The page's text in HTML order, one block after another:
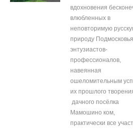
вдохновения
влюбленных в
неповторимую
природу Подмосковья
энтузиастов-
профессионалов,
навеянная
ошеломительным
их прошлого
дачного посёлка
Мамошино ком,
практически все